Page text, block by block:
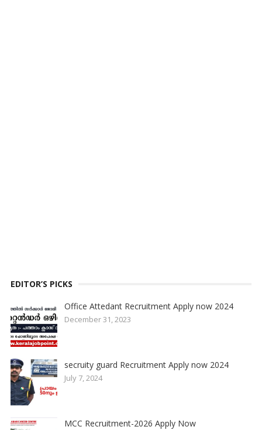
EDITOR’S PICKS
Office Attedant Recruitment Apply now 2024
December 31, 2023
secruity guard Recruitment Apply now 2024
July 7, 2024
MCC Recruitment-2026 Apply Now